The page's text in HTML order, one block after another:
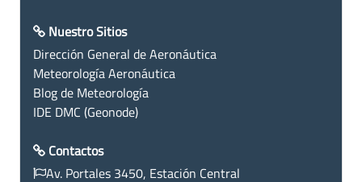
Nuestro Sitios
Dirección General de Aeronáutica
Meteorología Aeronáutica
Blog de Meteorología
IDE DMC (Geonode)
Contactos
Av. Portales 3450, Estación Central